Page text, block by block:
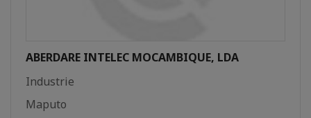
ABERDARE INTELEC MOCAMBIQUE, LDA
Industrie
Maputo